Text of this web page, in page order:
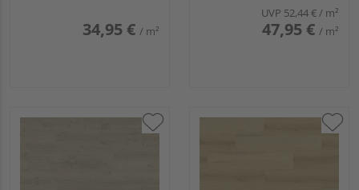
34,95 € / m²
UVP 52,44 €/ m²
47,95 € / m²